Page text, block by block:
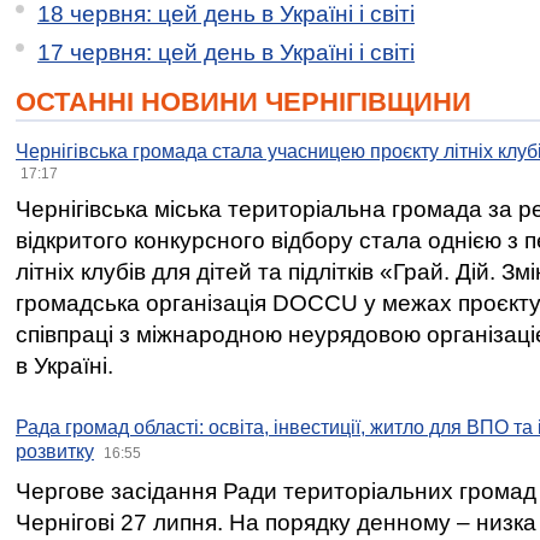
18 червня: цей день в Україні і світі
17 червня: цей день в Україні і світі
ОСТАННІ НОВИНИ ЧЕРНІГІВЩИНИ
Чернігівська громада стала учасницею проєкту літніх
17:17
Чернігівська міська територіальна громада за
відкритого конкурсного відбору стала однією
літніх клубів для дітей та підлітків «Грай. Дій.
громадська організація DOCCU у межах
співпраці з міжнародною неурядовою
в Україні.
Рада громад області: освіта, інвестиції, житло для ВПО
розвитку
16:55
Чергове засідання Ради територіальних громад
Чернігові 27 липня. На порядку денному –